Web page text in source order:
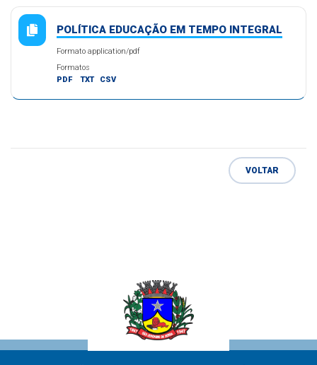
POLÍTICA EDUCAÇÃO EM TEMPO INTEGRAL
Formato application/pdf
Formatos
PDF
TXT CSV
VOLTAR